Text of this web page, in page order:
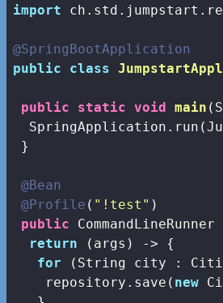
import
@SpringBootApplication
public
class
public static void main
}
@Bean
@Profile ( "!test" )
public CommandLineRunner
return (args) -> {
for (String city :
    repository.save(
new